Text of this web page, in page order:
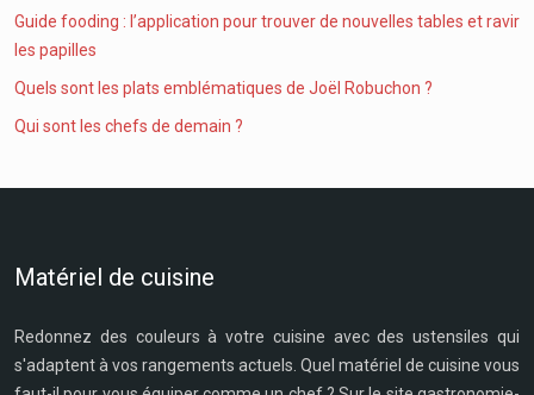
Guide fooding : l’application pour trouver de nouvelles tables et ravir
les papilles
Quels sont les plats emblématiques de Joël Robuchon ?
Qui sont les chefs de demain ?
Matériel de cuisine
Redonnez des couleurs à votre cuisine avec des ustensiles qui
s'adaptent à vos rangements actuels. Quel matériel de cuisine vous